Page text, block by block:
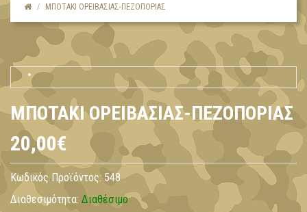
ΜΠΟΤΆΚΙ ΟΡΕΙΒΑΣΊΑΣ-ΠΕΖΟΠΟΡΊΑΣ
ΜΠΟΤΆΚΙ ΟΡΕΙΒΑΣΊΑΣ-ΠΕΖΟΠΟΡΊΑΣ
20,00€
Κωδικός Προϊόντος: 548
Διαθεσιμότητα: Διαθέσιμο